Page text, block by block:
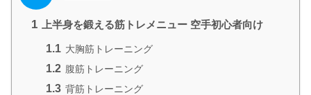
1 上半身を鍛える筋トレメニュー 空手初心者向け
1.1 大胸筋トレーニング
1.2 腹筋トレーニング
1.3 背筋トレーニング